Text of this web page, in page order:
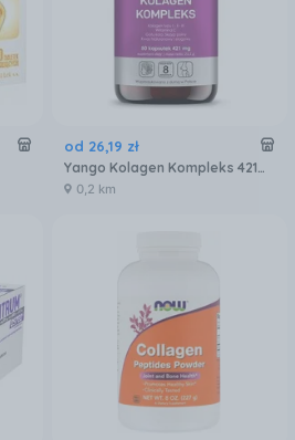
od 26,19 zł
Yango Kolagen Kompleks 421mg 50kaps.
0,2 km